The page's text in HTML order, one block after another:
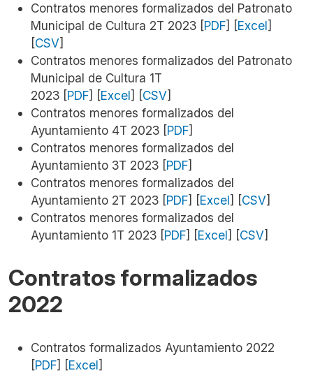
Contratos menores formalizados del Patronato
Municipal de Cultura 2T 2023 [PDF] [Excel]
[CSV]
Contratos menores formalizados del Patronato
Municipal de Cultura 1T
2023 [PDF] [Excel] [CSV]
Contratos menores formalizados del
Ayuntamiento 4T 2023 [PDF]
Contratos menores formalizados del
Ayuntamiento 3T 2023 [PDF]
Contratos menores formalizados del
Ayuntamiento 2T 2023 [PDF] [Excel] [CSV]
Contratos menores formalizados del
Ayuntamiento 1T 2023 [PDF] [Excel] [CSV]
Contratos formalizados
2022
Contratos formalizados Ayuntamiento 2022
[PDF] [Excel]